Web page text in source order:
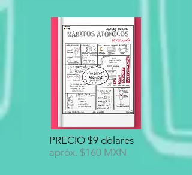
PRECIO $9 dólares
apróx. $160 MXN